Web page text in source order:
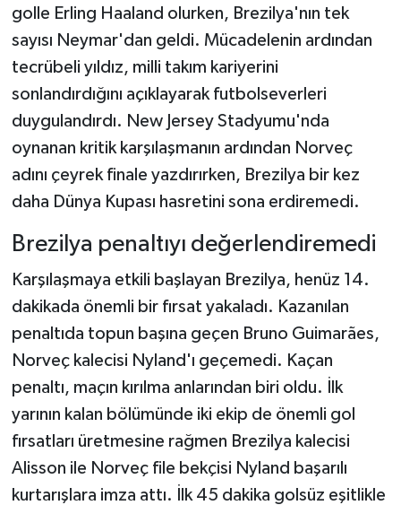
golle Erling Haaland olurken, Brezilya'nın tek
sayısı Neymar'dan geldi. Mücadelenin ardından
tecrübeli yıldız, milli takım kariyerini
sonlandırdığını açıklayarak futbolseverleri
duygulandırdı. New Jersey Stadyumu'nda
oynanan kritik karşılaşmanın ardından Norveç
adını çeyrek finale yazdırırken, Brezilya bir kez
daha Dünya Kupası hasretini sona erdiremedi.
Brezilya penaltıyı değerlendiremedi
Karşılaşmaya etkili başlayan Brezilya, henüz 14.
dakikada önemli bir fırsat yakaladı. Kazanılan
penaltıda topun başına geçen Bruno Guimarães,
Norveç kalecisi Nyland'ı geçemedi. Kaçan
penaltı, maçın kırılma anlarından biri oldu. İlk
yarının kalan bölümünde iki ekip de önemli gol
fırsatları üretmesine rağmen Brezilya kalecisi
Alisson ile Norveç file bekçisi Nyland başarılı
kurtarışlara imza attı. İlk 45 dakika golsüz eşitlikle